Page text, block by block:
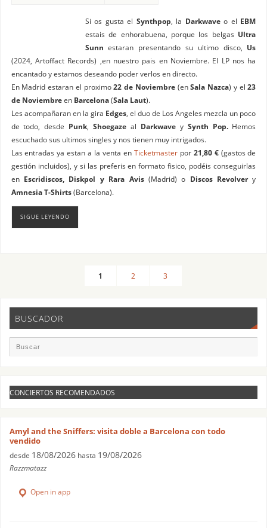
Si os gusta el Synthpop , la Darkwaveo el EBM
estais de enhorabuena, porque los belgas Ultra
Sunn estaran presentando su ultimo disco, Us
(2024, Artoffact Records) ,en nuestro pais en Noviembre. El LP nos ha
encantado y estamos deseando poder verlos en directo.
En Madrid estaran el proximo22 de Noviembre(enSala Nazca) y el 23
de Noviembreen Barcelona(Sala Laut).
Les acompañaran en la gira Edges, el duo de Los Angeles mezcla un poco
de todo, desde Punk ,Shoegaze al Darkwavey Synth Pop.Hemos
escuchado sus ultimos singles y nos tienen muy intrigados.
Las entradas ya estan a la venta en Ticketmasterpor 21,80 €(gastos de
gestión incluidos), y si las preferis en formato fisico, podéis conseguirlas
en Escridiscos, Diskpol y Rara Avis(Madrid) o Discos Revolvery
Amnesia T-Shirts(Barcelona).
SIGUE LEYENDO
1 2 3
BUSCADOR
CONCIERTOS RECOMENDADOS
Amyl and the Sniffers: visita doble a Barcelona con todo
vendido
desde 18/08/2026 hasta 19/08/2026
Razzmatazz
Open in app